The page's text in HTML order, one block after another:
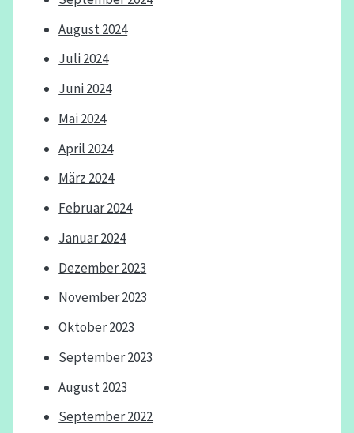
August 2024
Juli 2024
Juni 2024
Mai 2024
April 2024
März 2024
Februar 2024
Januar 2024
Dezember 2023
November 2023
Oktober 2023
September 2023
August 2023
September 2022